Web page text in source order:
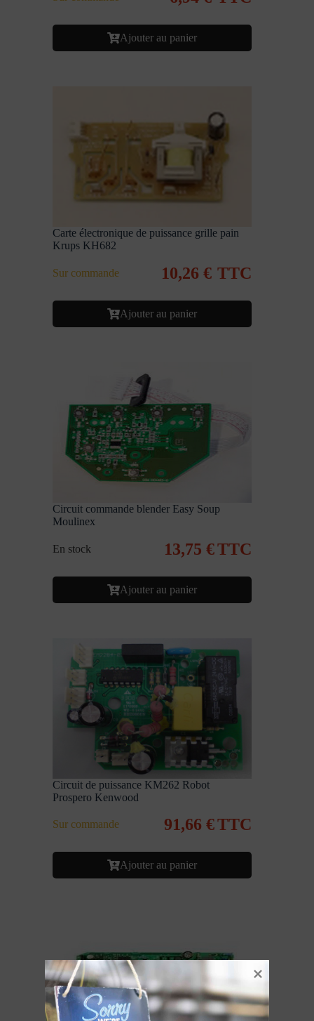
Ajouter au panier
Carte électronique de puissance grille pain
Krups KH682
Sur commande 10,26 € TTC
Ajouter au panier
Circuit commande blender Easy Soup
Moulinex
En stock 13,75 €TTC
Ajouter au panier
Circuit de puissance KM262 Robot
Prospero Kenwood
Sur commande 91,66 €TTC
Ajouter au panier